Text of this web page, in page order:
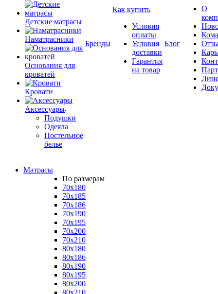
Детские матрасы
Наматрасники
Основания для
кроватей
Кровати
Аксессуары
Подушки
Одеяла
Постельное
белье
Бренды
Как купить
Условия
оплаты
Условия
доставки
Гарантия
на товар
Блог
О
Матрасы
По размерам
70x180
70x185
70x186
70x190
70x195
70x200
70x210
80x180
80x186
80x190
80x195
80x200
80x210